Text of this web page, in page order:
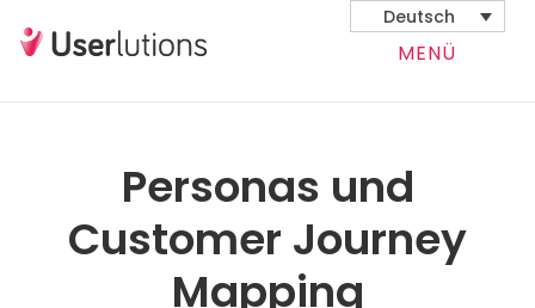
Deutsch
MENÜ
Personas und
Customer Journey
Mapping